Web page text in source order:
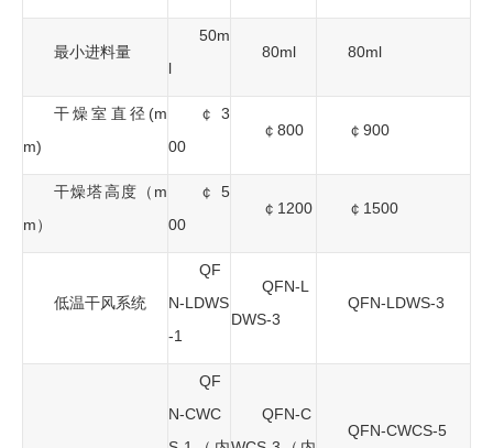
最小进料量
50m
l
80ml 80ml
干燥室直径(m
m)
￠3
00
￠800 ￠900
干燥塔高度（m
m）
￠5
00
￠1200 ￠1500
低温干风系统
QF
N-LDWS
-1
QFN-L
DWS-3
QFN-LDWS-3
QF
N-CWC
QFN-C
QFN-CWCS-5